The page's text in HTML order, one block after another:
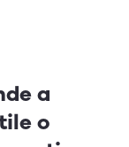
a
o